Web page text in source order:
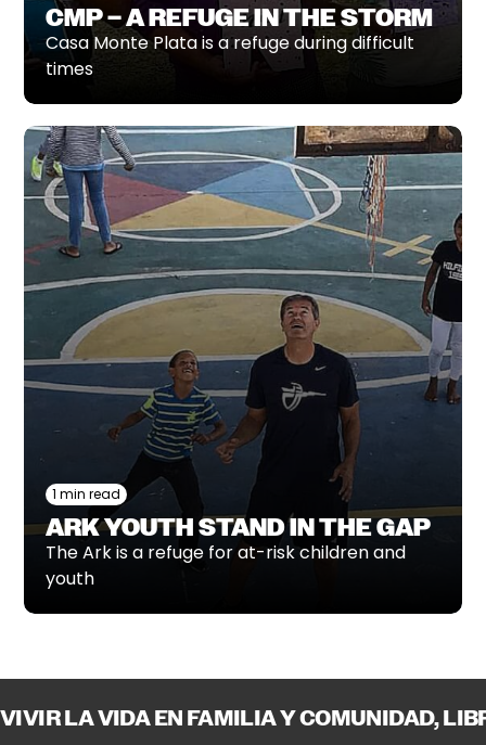
CMP – A REFUGE IN THE STORM
Casa Monte Plata is a refuge during difficult
times
1 min read
ARK YOUTH STAND IN THE GAP
The Ark is a refuge for at-risk children and
youth
VIVIR LA VIDA EN FAMILIA Y COMUNIDAD,